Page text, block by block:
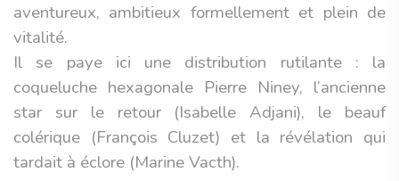
aventureux, ambitieux formellement et plein de
vitalité.
Il se paye ici une distribution rutilante : la
coqueluche hexagonale Pierre Niney, l’ancienne
star sur le retour (Isabelle Adjani), le beauf
colérique (François Cluzet) et la révélation qui
tardait à éclore (Marine Vacth).